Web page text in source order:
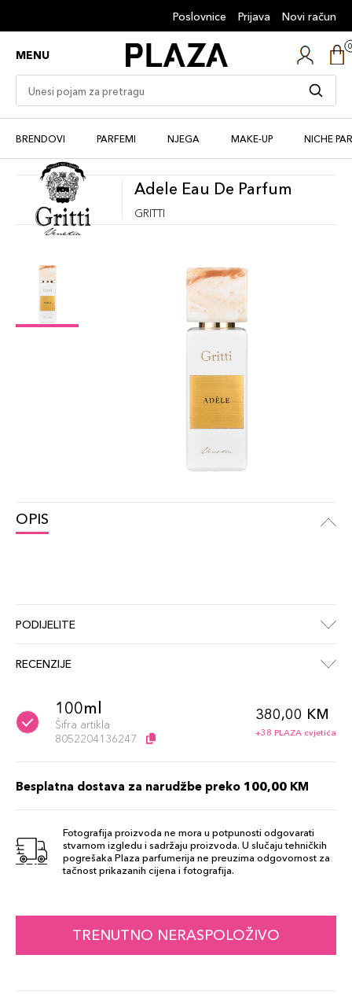
Poslovnice Prijava Novi račun
MENU
BRENDOVI PARFEMI NJEGA MAKE-UP NICHE
Adele Eau De Parfum
GRITTI
OPIS
PODIJELITE
RECENZIJE
100ml
Šifra artikla
8052204136247
380,00 KM
+38 PLAZA cvjetića
Besplatna dostava za narudžbe preko 100,00 KM
Fotografija proizvoda ne mora u potpunosti odgovarati
stvarnom izgledu i sadržaju proizvoda. U slučaju tehničkih
pogrešaka Plaza parfumerija ne preuzima odgovornost za
tačnost prikazanih cijena i fotografija.
TRENUTNO NERASPOLOŽIVO